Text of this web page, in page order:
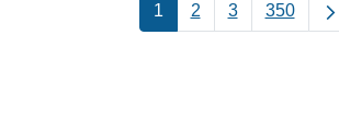
1 2 3 350